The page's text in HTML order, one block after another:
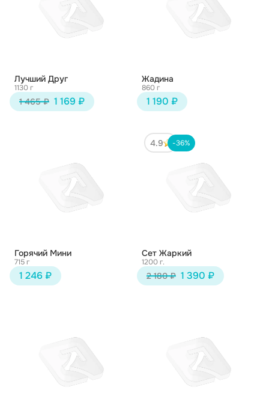
Лучший Друг
1130 г
1 465 ₽ 1 169 ₽
Жадина
860 г
1 190 ₽
Горячий Мини
715 г
1 246 ₽
4.9 -36%
Сет Жаркий
1200 г.
2 180 ₽ 1 390 ₽